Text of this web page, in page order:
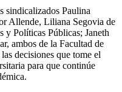
sindicalizados Paulina
Allende, Liliana Segovia de
y Políticas Públicas; Janeth
ambos de la Facultad de
decisiones que tome el
para que continúe